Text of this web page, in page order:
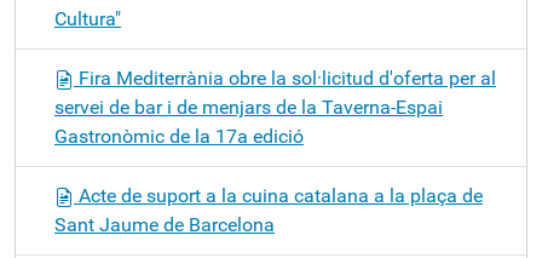
Cultura"
Fira Mediterrània obre la sol·licitud d'oferta per al
servei de bar i de menjars de la Taverna-Espai
Gastronòmic de la 17a edició
Acte de suport a la cuina catalana a la plaça de
Sant Jaume de Barcelona